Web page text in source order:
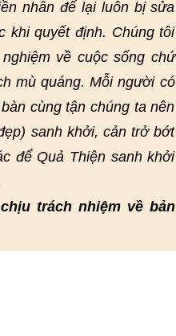
nhân để lại luôn bị sửa
khi quyết định. Chúng tôi
về cuộc sống chứ
mù quáng. Mỗi người có
cùng tận chúng ta nên
sanh khởi, cản trở bớt
để Quả Thiện sanh khởi
trách nhiệm về bản